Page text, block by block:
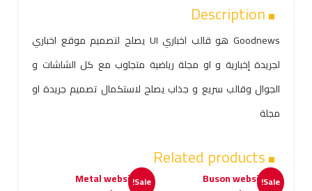
Description
Goodnews هو قالب اخباري UI يصلح لتصميم موقع اخباري
لجريدة إخبارية و او مجلة رياضية متجاوب مع كل الشاشات و
الجوال وقالب سريع و جذاب يصلح لاستكمال تصميم جريدة او
مجلة
Related products
Sale! Sale!